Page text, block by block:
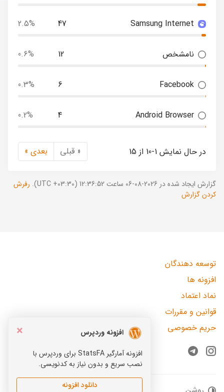
Samsung Internet
47
2.5%
نامشخص 12
0.6%
Facebook
6
0.3%
Android Browser
4
0.2%
در حال نمایش 1-10 از 15 « قبلی بعدی »
گزارش ایجاد شده در 2026-08-06 ساعت 12:36:52 (UTC +03:30).
رفرش
کردن گزارش
×
افزونه وردپرس
افزونه آمارگیر StatsFA برای وردپرس با
نصب سریع و بدون نیاز به کدنویسی.
دانلود افزونه
توسعه دهندگان
افزونه ها
نماد اعتماد
قوانین و مقررات
حریم خصوصی
Instagram
Telegram